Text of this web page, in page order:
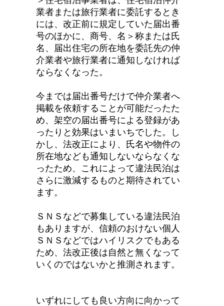
業者または旅行業者に委託するとき
には、改正前に規定していた届出番
号のほかに、商号、名＞称または氏
名、届出住宅の所在地を委託先の仲
介業者や旅行業者に通知しなければ
ならなくなった。
今までは届出番号だけで仲介業者へ
掲載を依頼することが可能だったた
め、架空の届出番号による登録があ
ったりと効果はいまいちでした。し
かし、法改正により、氏名や物件の
所在地なども通知しないならなくな
ったため、これによって違法民泊は
さらに激減するものと期待されてい
ます。
ＳＮＳなどで募集している違法民泊
もありますが、信頼のおけない個人
ＳＮＳなどではハイリスクでもある
ため、法改正後は自然と無くなって
いくのではないかと推測されます。
いずれにしても良い方向に向かって